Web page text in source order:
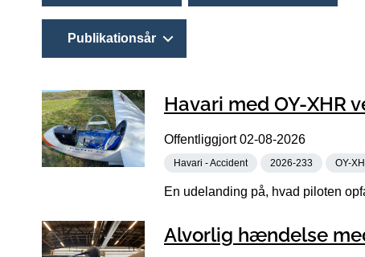
Publikationsår
Havari med OY-XHR
Offentliggjort02-08-2026
Havari - Accident 2026-233 OY-
En udelanding på, hvad piloten
Alvorlig hændelse